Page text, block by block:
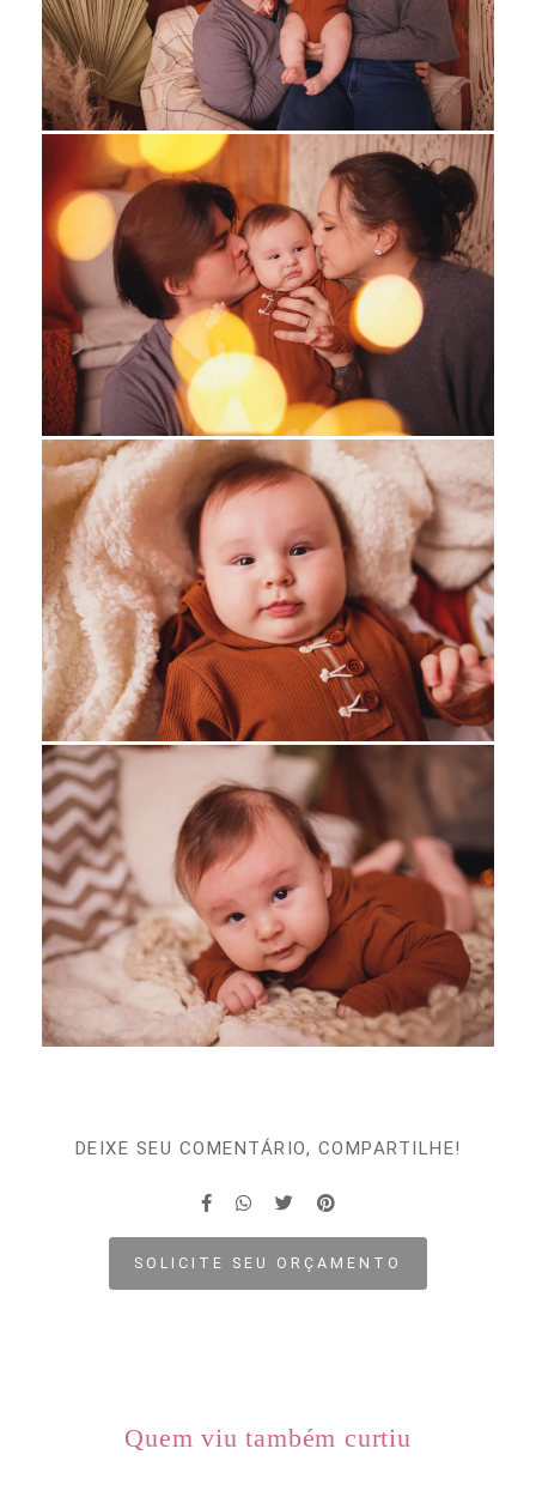
DEIXE SEU COMENTÁRIO, COMPARTILHE!
SOLICITE SEU ORÇAMENTO
Quem viu também curtiu